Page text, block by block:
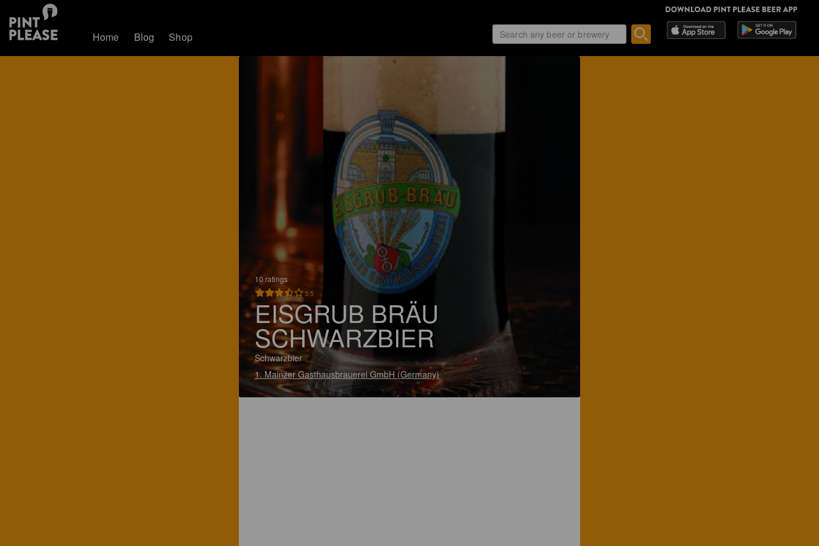
Home Blog Shop
10 ratings
3.5
EISGRUB BRÄU
SCHWARZBIER
Schwarzbier
1. Mainzer Gasthausbrauerei GmbH (Germany)